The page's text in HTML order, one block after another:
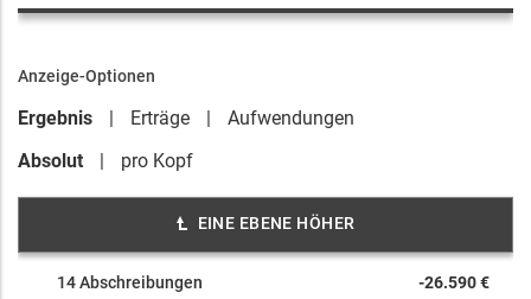
Anzeige-Optionen
Ergebnis Erträge
Aufwendungen
Absolut
pro Kopf
EINE EBENE HÖHER
14 Abschreibungen -26.590 €